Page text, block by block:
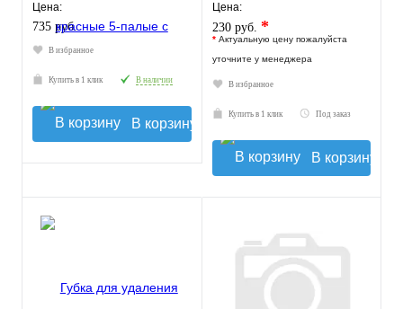
Цена:
735 руб.
В избранное
Купить в 1 клик В наличии
В корзину
Цена:
230 руб. *
* Актуальную цену пожалуйста
уточните у менеджера
В избранное
Купить в 1 клик Под заказ
В корзину